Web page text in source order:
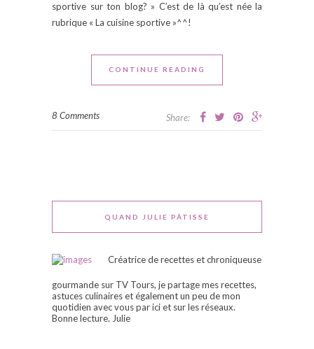
sportive sur ton blog? » C’est de là qu’est née la
rubrique « La cuisine sportive »^^!
CONTINUE READING
8 Comments Share:
QUAND JULIE PÂTISSE
Créatrice de recettes et chroniqueuse
gourmande sur TV Tours, je partage mes recettes,
astuces culinaires et également un peu de mon
quotidien avec vous par ici et sur les réseaux.
Bonne lecture. Julie